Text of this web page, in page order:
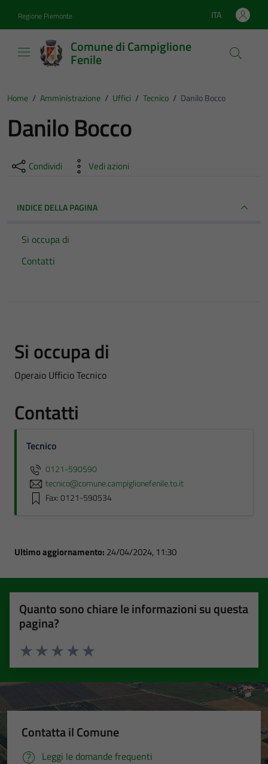
Regione Piemonte Lingua attiva:
ITA
Comune di Campiglione
Fenile
Home / Amministrazione / Uffici / Tecnico / Danilo Bocco
Danilo Bocco
Condividi Vedi azioni
INDICE DELLA PAGINA
Si occupa di
Contatti
Si occupa di
Operaio Ufficio Tecnico
Contatti
Tecnico
0121-590590
tecnico@comune.campiglionefenile.to.it
Fax: 0121-590534
Ultimo aggiornamento: 24/04/2024, 11:30
Quanto sono chiare le informazioni su questa
pagina?
Valuta 5 stelle su 5
Valuta 4 stelle su 5
Valuta 3 stelle su 5
Valuta 2 stelle su 5
Valuta 1 stelle su 5
Contatta il Comune
Leggi le domande frequenti